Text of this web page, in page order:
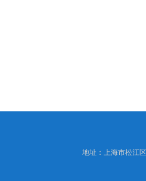
地址：上海市松江